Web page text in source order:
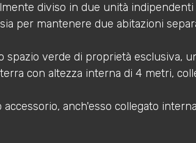
diviso in due unità indipendenti
per mantenere due abitazioni
spazio verde di proprietà esclusiva,
con altezza interna di 4 metri,
accessorio, anch'esso collegato